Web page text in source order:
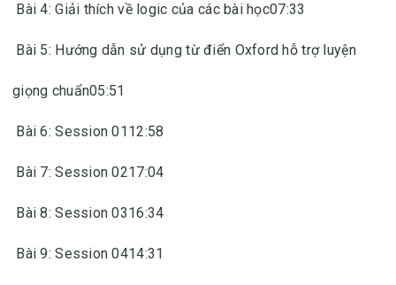
Bài 4: Giải thích về logic của các bài học07:33
Bài 5: Hướng dẫn sử dụng từ điển Oxford hỗ trợ luyện
giọng chuẩn05:51
Bài 6: Session 0112:58
Bài 7: Session 0217:04
Bài 8: Session 0316:34
Bài 9: Session 0414:31